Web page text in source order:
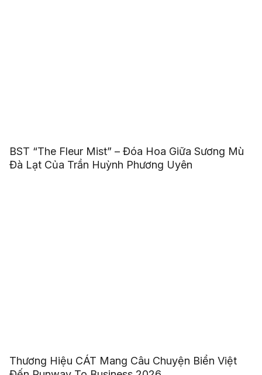
BST “The Fleur Mist” – Đóa Hoa Giữa Sương Mù
Đà Lạt Của Trần Huỳnh Phương Uyên
Thương Hiệu CÁT Mang Câu Chuyện Biển Việt